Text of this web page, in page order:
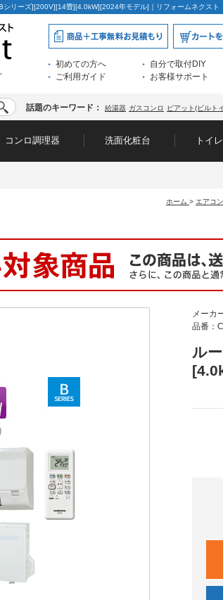
リーズ][200V][14畳][4.0kW][2024年モデル]｜リフォームネクスト
初めての方へ
自分で取付DIY
ご利用ガイド
お客様サポート
話題のキーワード： 給湯器 ガスコンロ ピアット(ビルト
コンロ調理器 洗面化粧台 トイレ
ホーム > エアコン
メーカ
品番：
ル